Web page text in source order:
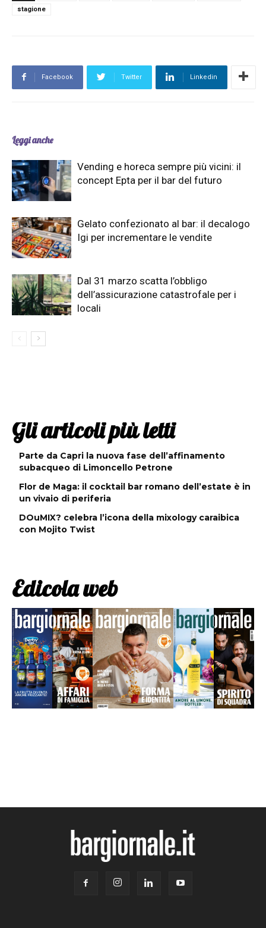
stagione
Facebook Twitter Linkedin
Leggi anche
Vending e horeca sempre più vicini: il
concept Epta per il bar del futuro
Gelato confezionato al bar: il decalogo
Igi per incrementare le vendite
Dal 31 marzo scatta l’obbligo
dell’assicurazione catastrofale per i
locali
Gli articoli più letti
Parte da Capri la nuova fase dell’affinamento
subacqueo di Limoncello Petrone
Flor de Maga: il cocktail bar romano dell’estate è in
un vivaio di periferia
DOuMIX? celebra l’icona della mixology caraibica
con Mojito Twist
Edicola web